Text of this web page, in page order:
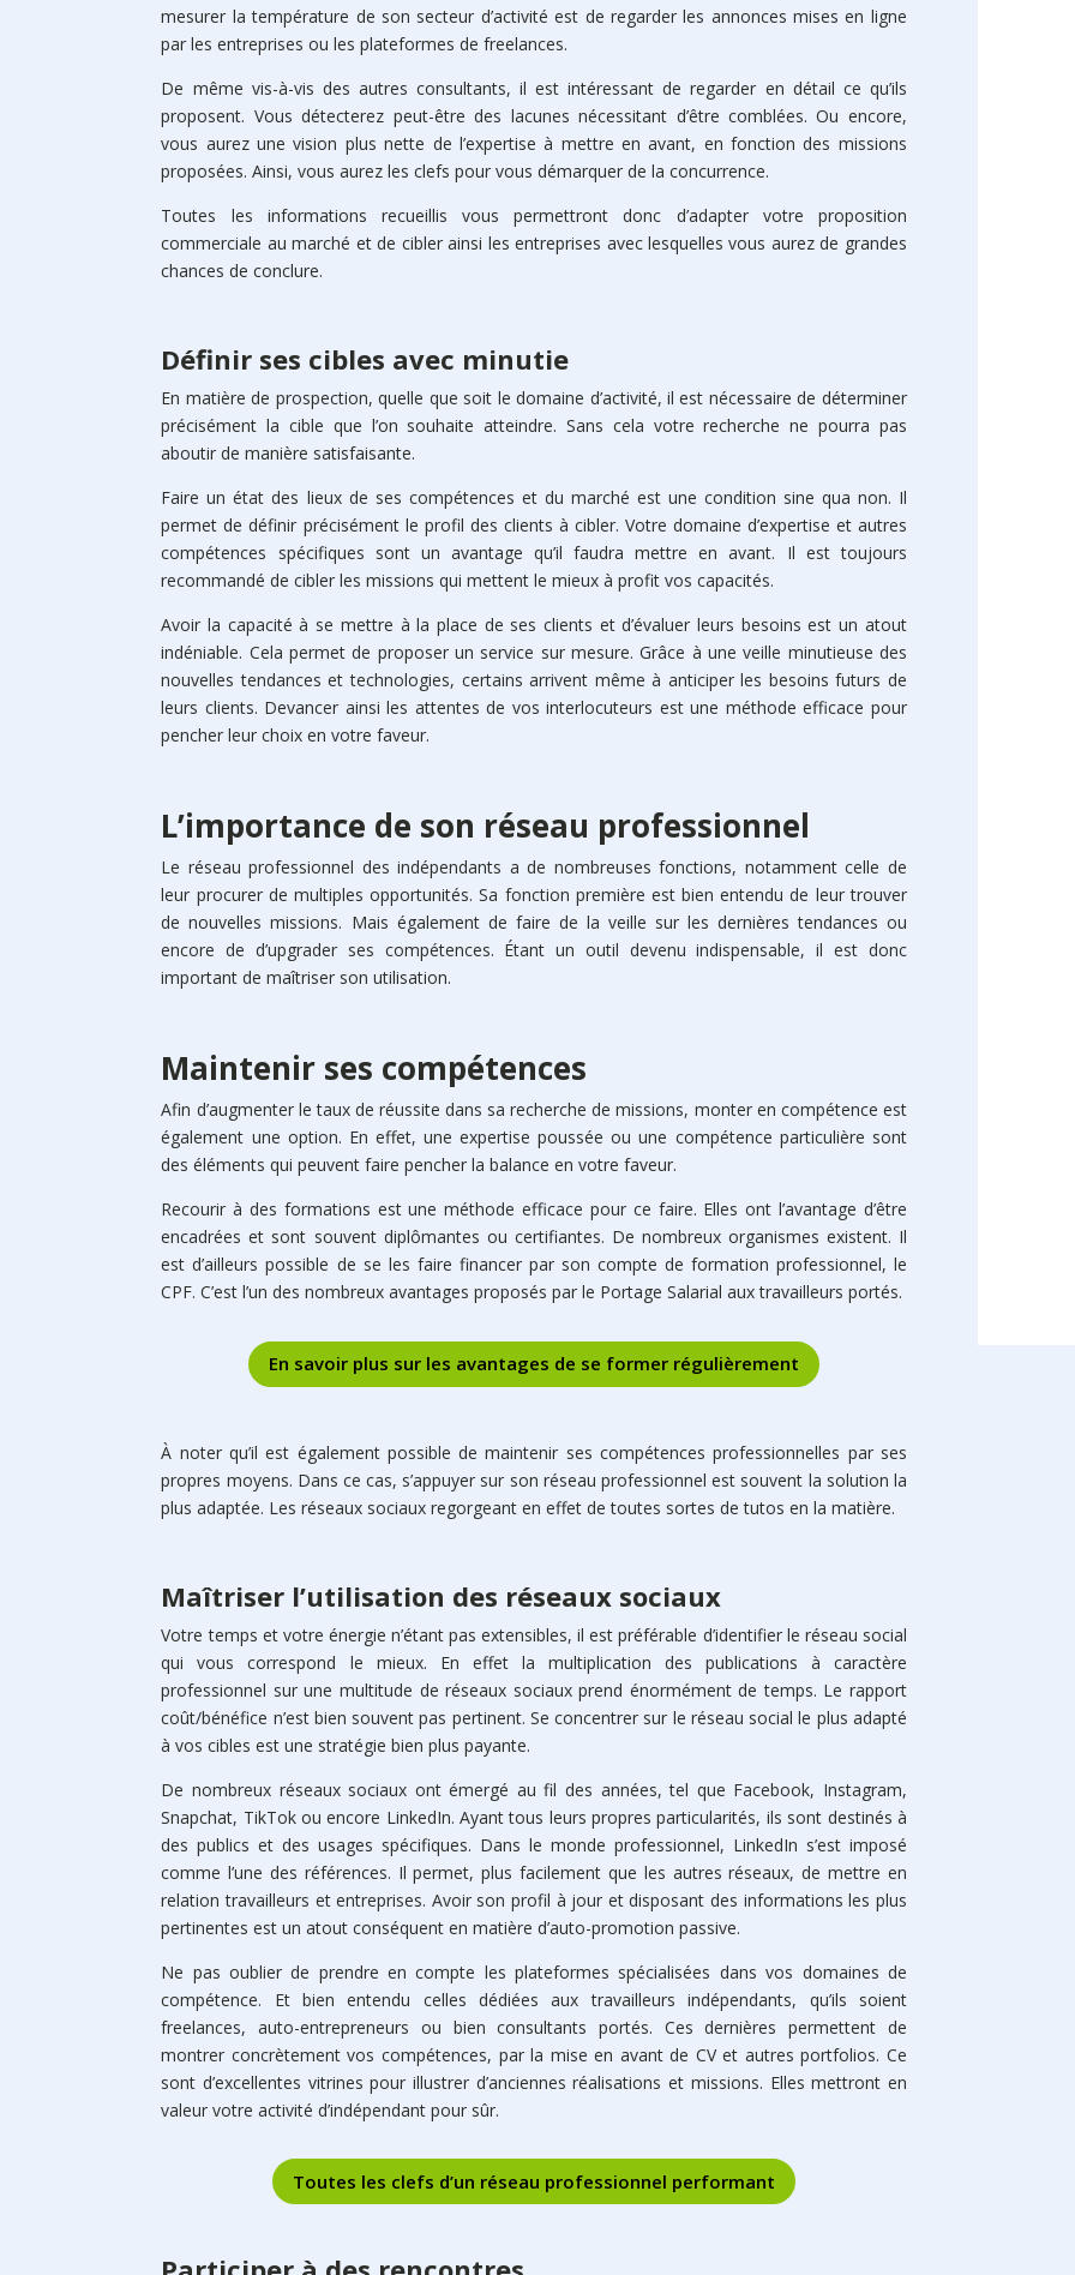
mesurer la température de son secteur d’activité est de regarder les annonces mises en ligne
par les entreprises ou les plateformes de freelances.
De même vis-à-vis des autres consultants, il est intéressant de regarder en détail ce qu’ils
proposent. Vous détecterez peut-être des lacunes nécessitant d’être comblées. Ou encore,
vous aurez une vision plus nette de l’expertise à mettre en avant, en fonction des missions
proposées. Ainsi, vous aurez les clefs pour vous démarquer de la concurrence.
Toutes les informations recueillis vous permettront donc d’adapter votre proposition
commerciale au marché et de cibler ainsi les entreprises avec lesquelles vous aurez de grandes
chances de conclure.
Définir ses cibles avec minutie
En matière de prospection, quelle que soit le domaine d’activité, il est nécessaire de déterminer
précisément la cible que l’on souhaite atteindre. Sans cela votre recherche ne pourra pas
aboutir de manière satisfaisante.
Faire un état des lieux de ses compétences et du marché est une condition sine qua non. Il
permet de définir précisément le profil des clients à cibler. Votre domaine d’expertise et autres
compétences spécifiques sont un avantage qu’il faudra mettre en avant. Il est toujours
recommandé de cibler les missions qui mettent le mieux à profit vos capacités.
Avoir la capacité à se mettre à la place de ses clients et d’évaluer leurs besoins est un atout
indéniable. Cela permet de proposer un service sur mesure. Grâce à une veille minutieuse des
nouvelles tendances et technologies, certains arrivent même à anticiper les besoins futurs de
leurs clients. Devancer ainsi les attentes de vos interlocuteurs est une méthode efficace pour
pencher leur choix en votre faveur.
L’importance de son réseau professionnel
Le réseau professionnel des indépendants a de nombreuses fonctions, notamment celle de
leur procurer de multiples opportunités. Sa fonction première est bien entendu de leur trouver
de nouvelles missions. Mais également de faire de la veille sur les dernières tendances ou
encore de d’upgrader ses compétences. Étant un outil devenu indispensable, il est donc
important de maîtriser son utilisation.
Maintenir ses compétences
Afin d’augmenter le taux de réussite dans sa recherche de missions, monter en compétence est
également une option. En effet, une expertise poussée ou une compétence particulière sont
des éléments qui peuvent faire pencher la balance en votre faveur.
Recourir à des formations est une méthode efficace pour ce faire. Elles ont l’avantage d’être
encadrées et sont souvent diplômantes ou certifiantes. De nombreux organismes existent. Il
est d’ailleurs possible de se les faire financer par son compte de formation professionnel, le
CPF. C’est l’un des nombreux avantages proposés par le Portage Salarial aux travailleurs portés.
En savoir plus sur les avantages de se former régulièrement
À noter qu’il est également possible de maintenir ses compétences professionnelles par ses
propres moyens. Dans ce cas, s’appuyer sur son réseau professionnel est souvent la solution la
plus adaptée. Les réseaux sociaux regorgeant en effet de toutes sortes de tutos en la matière.
Maîtriser l’utilisation des réseaux sociaux
Votre temps et votre énergie n’étant pas extensibles, il est préférable d’identifier le réseau social
qui vous correspond le mieux. En effet la multiplication des publications à caractère
professionnel sur une multitude de réseaux sociaux prend énormément de temps. Le rapport
coût/bénéfice n’est bien souvent pas pertinent. Se concentrer sur le réseau social le plus adapté
à vos cibles est une stratégie bien plus payante.
De nombreux réseaux sociaux ont émergé au fil des années, tel que Facebook, Instagram,
Snapchat, TikTok ou encore LinkedIn. Ayant tous leurs propres particularités, ils sont destinés à
des publics et des usages spécifiques. Dans le monde professionnel, LinkedIn s’est imposé
comme l’une des références. Il permet, plus facilement que les autres réseaux, de mettre en
relation travailleurs et entreprises. Avoir son profil à jour et disposant des informations les plus
pertinentes est un atout conséquent en matière d’auto-promotion passive.
Ne pas oublier de prendre en compte les plateformes spécialisées dans vos domaines de
compétence. Et bien entendu celles dédiées aux travailleurs indépendants, qu’ils soient
freelances, auto-entrepreneurs ou bien consultants portés. Ces dernières permettent de
montrer concrètement vos compétences, par la mise en avant de CV et autres portfolios. Ce
sont d’excellentes vitrines pour illustrer d’anciennes réalisations et missions. Elles mettront en
valeur votre activité d’indépendant pour sûr.
Toutes les clefs d’un réseau professionnel performant